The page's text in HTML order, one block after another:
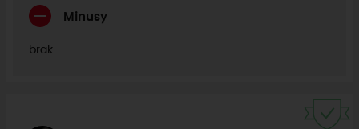
Minusy
brak